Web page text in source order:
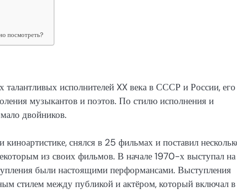
посмотреть?
исполнителей XX века в СССР и России, его
музыкантов и поэтов. По стилю исполнения и
двойников.
снялся в 25 фильмах и поставил
из своих фильмов. В начале 1970-х выступал на
были настоящими перформансами. Выступления
стилем между публикой и актёром, который включал в